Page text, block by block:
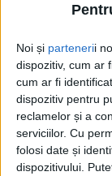
Noi și partenerii
dispozitiv, cum ar
cum ar fi
dispozitiv pentru
reclamelor și a
serviciilor. Cu
folosi date și
dispozitivului.